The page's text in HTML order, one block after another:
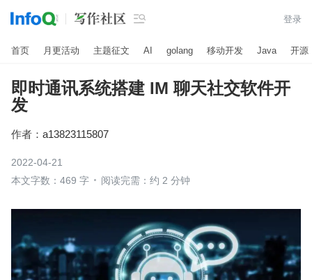
 登录
首页 月更活动 主题征文 AI golang 移动开发 Java 开源
即时通讯系统搭建 IM 聊天社交软件开
发
作者： a13823115807
2022-04-21
本文字数：469 字
阅读完需：约 2 分钟